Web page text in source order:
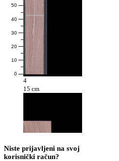
0
10
20
30
40
50
4
15 cm
Niste prijavljeni na svoj
korisnički račun?